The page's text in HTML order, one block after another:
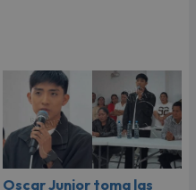
Oscar Junior toma las